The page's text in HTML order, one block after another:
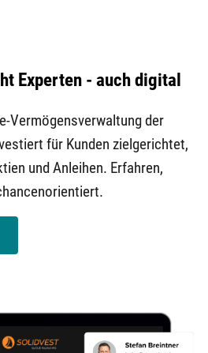
Experten - auch digital
Vermögensverwaltung der
für Kunden zielgerichtet,
und Anleihen. Erfahren,